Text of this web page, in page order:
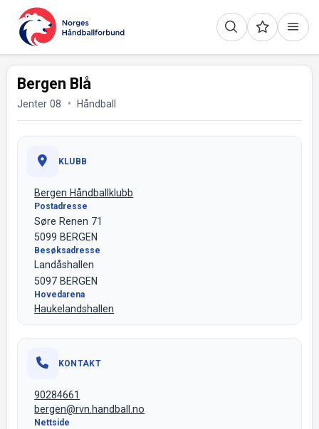
Bergen Blå
Jenter 08 Håndball
KLUBB
Bergen Håndballklubb
Postadresse
Søre Renen 71
5099 BERGEN
Besøksadresse
Landåshallen
5097 BERGEN
Hovedarena
Haukelandshallen
KONTAKT
90284661
bergen@rvn.handball.no
Nettside